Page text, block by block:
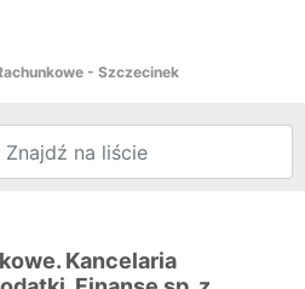
- Szczecinek
Kancelaria